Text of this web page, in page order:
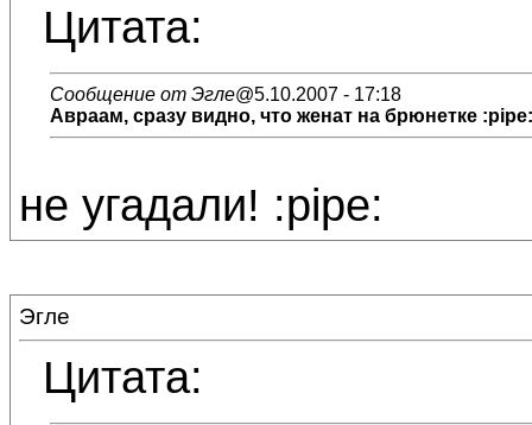
Цитата:
Сообщение от Эгле@5.10.2007 - 17:18
Авраам, сразу видно, что женат на брюнетке :pipe:
не угадали! :pipe:
Эгле
Цитата: